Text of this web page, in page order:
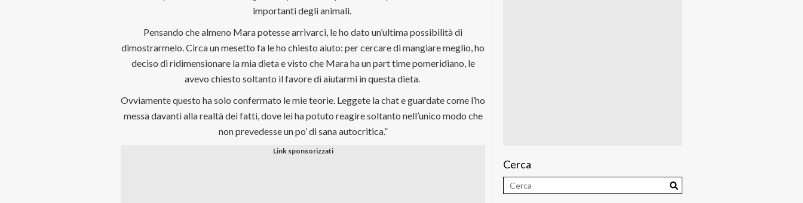
importanti degli animali.
Pensando che almeno Mara potesse arrivarci, le ho dato un’ultima possibilità di
dimostrarmelo. Circa un mesetto fa le ho chiesto aiuto: per cercare di mangiare meglio, ho
deciso di ridimensionare la mia dieta e visto che Mara ha un part time pomeridiano, le
avevo chiesto soltanto il favore di aiutarmi in questa dieta.
Ovviamente questo ha solo confermato le mie teorie. Leggete la chat e guardate come l’ho
messa davanti alla realtà dei fatti, dove lei ha potuto reagire soltanto nell’unico modo che
non prevedesse un po’ di sana autocritica.”
Cerca